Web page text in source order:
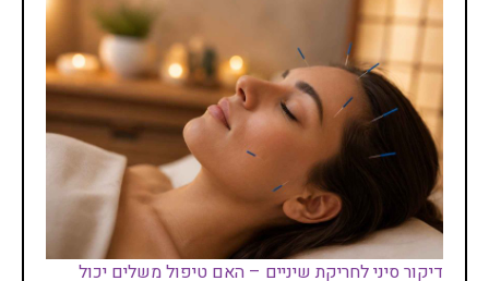
דיקור סיני לחריקת שיניים – האם טיפול משלים יכול